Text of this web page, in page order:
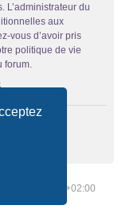
L’administrateur du
aux
vous d’avoir pris
politique de vie
forum.
format UTC+02:00